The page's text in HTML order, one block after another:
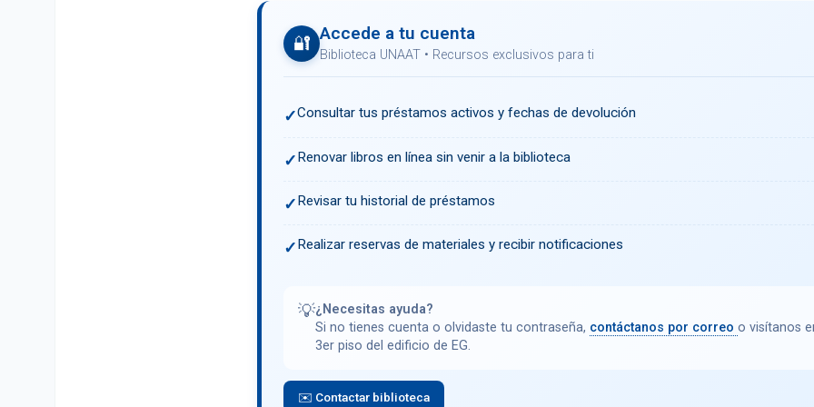
🔐 Accede a tu cuenta
Biblioteca UNAAT • Recursos exclusivos para ti
✓Consultar tus préstamos activos y fechas de devolución
✓Renovar libros en línea sin venir a la biblioteca
✓Revisar tu historial de préstamos
✓Realizar reservas de materiales y recibir notificaciones
💡¿Necesitas ayuda?
Si no tienes cuenta o olvidaste tu contraseña, contáctanos por correoo visítanos
3er piso del edificio de EG.
✉️ Contactar biblioteca